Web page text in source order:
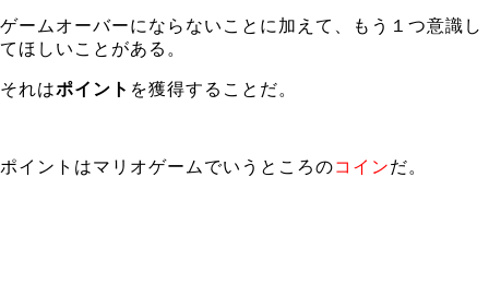
ゲームオーバーにならないことに加えて、もう１つ意識し
てほしいことがある。
それはポイント を獲得することだ。
ポイントはマリオゲームでいうところのコインだ。